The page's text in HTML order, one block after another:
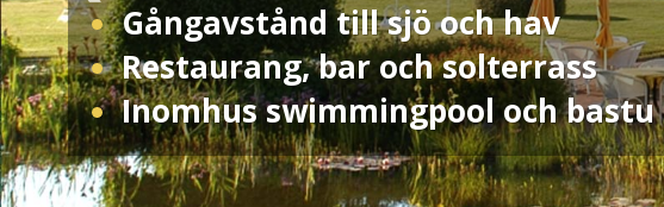
Gångavstånd till sjö och hav
Restaurang, bar och solterrass
Inomhus swimmingpool och bastu